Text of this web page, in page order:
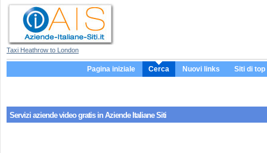
Taxi Heathrow to London
Pagina iniziale Cerca Nuovi links Siti di top
Servizi aziendevideo gratisin Aziende Italiane Siti